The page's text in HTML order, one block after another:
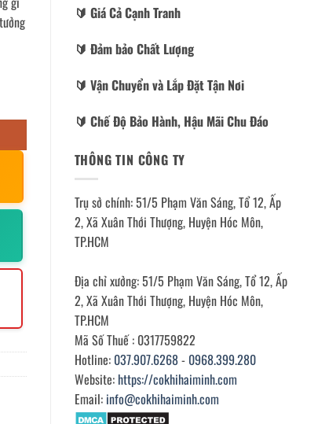
🔰️ Giá Cả Cạnh Tranh
🔰️ Đảm bảo Chất Lượng
🔰️ Vận Chuyển và Lắp Đặt Tận Nơi
🔰️ Chế Độ Bảo Hành, Hậu Mãi Chu Đáo
THÔNG TIN CÔNG TY
Trụ sở chính: 51/5 Phạm Văn Sáng, Tổ 12, Ấp
2, Xã Xuân Thới Thượng, Huyện Hóc Môn,
TP.HCM
Địa chỉ xưởng: 51/5 Phạm Văn Sáng, Tổ 12, Ấp
2, Xã Xuân Thới Thượng, Huyện Hóc Môn,
TP.HCM
Mã Số Thuế : 0317759822
Hotline: 037.907.6268- 0968.399.280
Website: https://cokhihaiminh.com
Email: info@cokhihaiminh.com